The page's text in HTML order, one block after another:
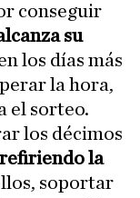
conseguir
su
los días más
la hora,
el sorteo.
los décimos
la
soportar